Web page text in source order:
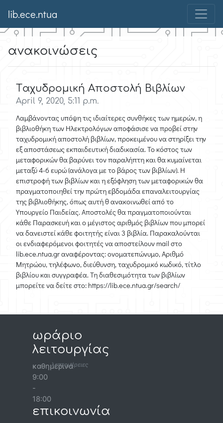
lib.ece.ntua
ανακοινώσεις
Tαχυδρομική Aποστολή Bιβλίων
April 9, 2020, 5:11 p.m.
Λαμβάνοντας υπόψη τις ιδιαίτερες συνθήκες των ημερών, η
βιβλιοθήκη των Ηλεκτρολόγων αποφάσισε να προβεί στην
ταχυδρομική αποστολή βιβλίων, προκειμένου να στηρίξει την
εξ αποστάσεως εκπαιδευτική διαδικασία. Το κόστος των
μεταφορικών θα βαρύνει τον παραλήπτη και θα κυμαίνεται
μεταξύ 4-6 ευρώ (ανάλογα με το βάρος των βιβλίων). Η
επιστροφή των βιβλίων και η εξόφληση των μεταφορικών θα
πραγματοποιηθεί την πρώτη εβδομάδα επαναλειτουργίας
της βιβλιοθήκης, όπως αυτή θ ανακοινωθεί από το
Υπουργείο Παιδείας. Αποστολές θα πραγματοποιούνται
κάθε Παρασκευή και ο μέγιστος αριθμός βιβλίων που μπορεί
να δανειστεί κάθε φοιτητής είναι 3 βιβλία. Παρακαλούνται
οι ενδιαφερόμενοι φοιτητές να αποστείλουν mail στο
lib.ece.ntua.gr αναφέροντας: ονοματεπώνυμο, Αριθμό
Μητρώου, τηλέφωνο, διεύθυνση, ταχυδρομικό κωδικό, τίτλο
βιβλίου και συγγραφέα. Τη διαθεσιμότητα των βιβλίων
μπορείτε να δείτε στο: https://lib.ece.ntua.gr/search/
ωράριο
λειτουργίας
καθημερινά
9:00
-
18:00
λεπτομέρειες
επικοινωνία